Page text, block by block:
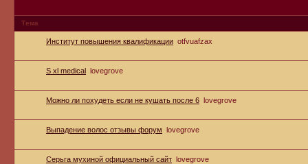
Тема
Институт повышения квалификации otfvuafzax
S xl medical lovegrove
Можно ли похудеть если не кушать после 6 lovegrove
Выпадение волос отзывы форум lovegrove
Серьга мухиной официальный сайт lovegrove